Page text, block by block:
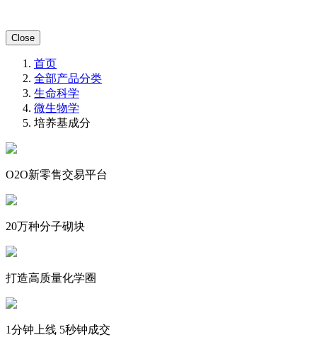
Close
首页
全部产品分类
生命科学
微生物学
培养基成分
O2O新零售交易平台
20万种分子砌块
打造高质量化学圈
1分钟上线 5秒钟成交